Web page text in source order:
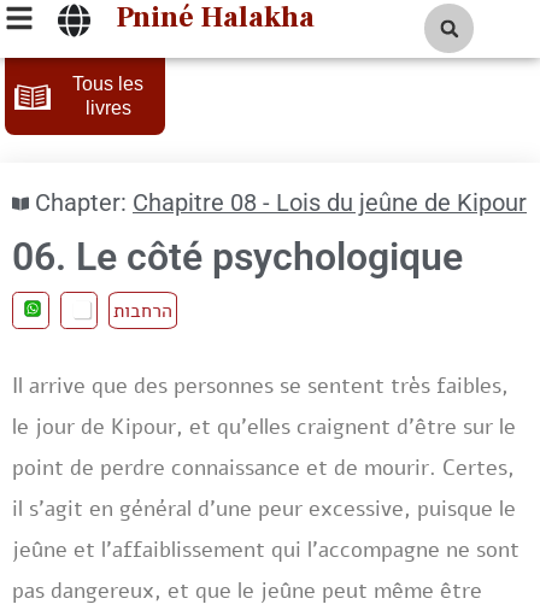
Pniné Halakha
Tous les
livres
Chapter: Chapitre 08 - Lois du jeûne de Kipour
06. Le côté psychologique
הרחבות
Il arrive que des personnes se sentent très faibles,
le jour de Kipour, et qu’elles craignent d’être sur le
point de perdre connaissance et de mourir. Certes,
il s’agit en général d’une peur excessive, puisque le
jeûne et l’affaiblissement qui l’accompagne ne sont
pas dangereux, et que le jeûne peut même être